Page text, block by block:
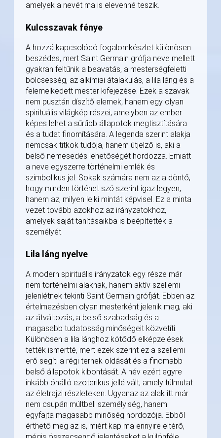
amelyek a nevét ma is elevenné teszik.
Kulcsszavak fénye
A hozzá kapcsolódó fogalomkészlet különösen
beszédes, mert Saint Germain grófja neve mellett
gyakran feltűnik a beavatás, a mesterségfeletti
bölcsesség, az alkímiai átalakulás, a lila láng és a
felemelkedett mester kifejezése. Ezek a szavak
nem pusztán díszítő elemek, hanem egy olyan
spirituális világkép részei, amelyben az ember
képes lehet a sűrűbb állapotok megtisztítására
és a tudat finomítására. A legenda szerint alakja
nemcsak titkok tudója, hanem útjelző is, aki a
belső nemesedés lehetőségét hordozza. Emiatt
a neve egyszerre történelmi emlék és
szimbolikus jel. Sokak számára nem az a döntő,
hogy minden történet szó szerint igaz legyen,
hanem az, milyen lelki mintát képvisel. Ez a minta
vezet tovább azokhoz az irányzatokhoz,
amelyek saját tanításaikba is beépítették a
személyét.
Lila láng nyelve
A modern spirituális irányzatok egy része már
nem történelmi alaknak, hanem aktív szellemi
jelenlétnek tekinti Saint Germain grófját. Ebben az
értelmezésben olyan mesterként jelenik meg, aki
az átváltozás, a belső szabadság és a
magasabb tudatosság minőségeit közvetíti.
Különösen a lila lánghoz kötődő elképzelések
tették ismertté, mert ezek szerint ez a szellemi
erő segíti a régi terhek oldását és a finomabb
belső állapotok kibontását. A név ezért egyre
inkább önálló ezoterikus jellé vált, amely túlmutat
az életrajzi részleteken. Ugyanaz az alak itt már
nem csupán múltbeli személyiség, hanem
egyfajta magasabb minőség hordozója. Ebből
érthető meg az is, miért kap ma ennyire eltérő,